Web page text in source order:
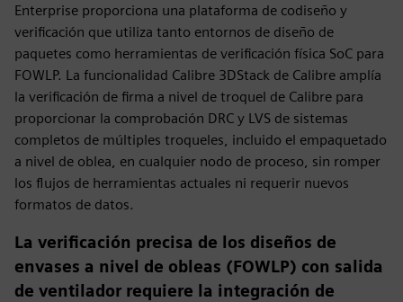
Enterprise proporciona una plataforma de codiseño y
verificación que utiliza tanto entornos de diseño de
paquetes como herramientas de verificación física SoC para
FOWLP. La funcionalidad Calibre 3DStack de Calibre amplía
la verificación de firma a nivel de troquel de Calibre para
proporcionar la comprobación DRC y LVS de sistemas
completos de múltiples troqueles, incluido el empaquetado
a nivel de oblea, en cualquier nodo de proceso, sin romper
los flujos de herramientas actuales ni requerir nuevos
formatos de datos.
La verificación precisa de los diseños de
envases a nivel de obleas (FOWLP) con salida
de ventilador requiere la integración de